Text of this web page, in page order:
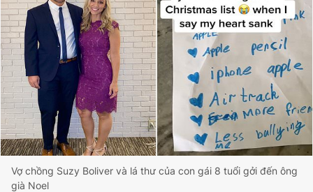
Hotline
0906 645 777
Liên hệ quảng cáo
0908 780 404
Đặt báo Quảng cáo RSS Tòa soạn Chính sách bảo
Tổng biên tập: Nguyễn Ngọc Toàn
Phó tổng biên tập thường trực: Hải Thành
Phó tổng biên tập: Lâm Hiếu Dũng
Phó tổng biên tập: Trần Việt Hưng
Tổng thư ký tòa soạn: Đức Trung
Giấy phép xuất bản số 110/GP - BTTTT cấp ngày 24.3.2020
Vợ chồng Suzy Boliver và lá thư của con gái 8 tuổi gởi đến ông
già Noel